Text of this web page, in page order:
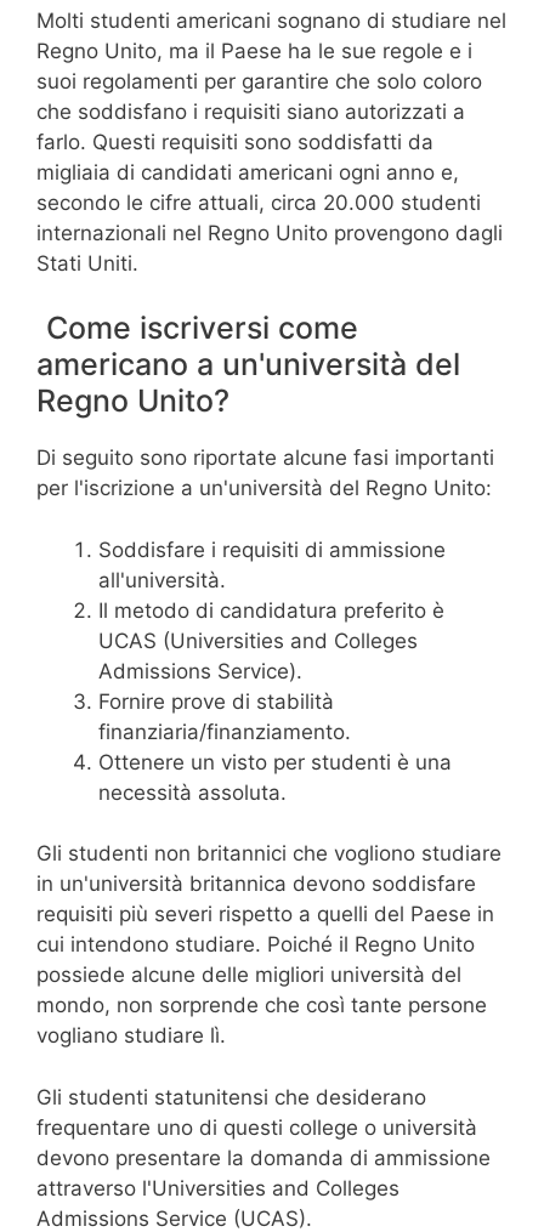
Molti studenti americani sognano di studiare nel
Regno Unito, ma il Paese ha le sue regole e i
suoi regolamenti per garantire che solo coloro
che soddisfano i requisiti siano autorizzati a
farlo. Questi requisiti sono soddisfatti da
migliaia di candidati americani ogni anno e,
secondo le cifre attuali, circa 20.000 studenti
internazionali nel Regno Unito provengono dagli
Stati Uniti.
Come iscriversi come
americano a un'università del
Regno Unito?
Di seguito sono riportate alcune fasi importanti
per l'iscrizione a un'università del Regno Unito:
Soddisfare i requisiti di ammissione
all'università.
Il metodo di candidatura preferito è
UCAS (Universities and Colleges
Admissions Service).
Fornire prove di stabilità
finanziaria/finanziamento.
Ottenere un visto per studenti è una
necessità assoluta.
Gli studenti non britannici che vogliono studiare
in un'università britannica devono soddisfare
requisiti più severi rispetto a quelli del Paese in
cui intendono studiare. Poiché il Regno Unito
possiede alcune delle migliori università del
mondo, non sorprende che così tante persone
vogliano studiare lì.
Gli studenti statunitensi che desiderano
frequentare uno di questi college o università
devono presentare la domanda di ammissione
attraverso l'Universities and Colleges
Admissions Service (UCAS).